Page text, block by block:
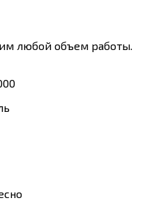
любой объем работы.